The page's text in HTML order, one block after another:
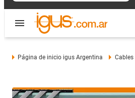
Página de inicio igus Argentina Cables